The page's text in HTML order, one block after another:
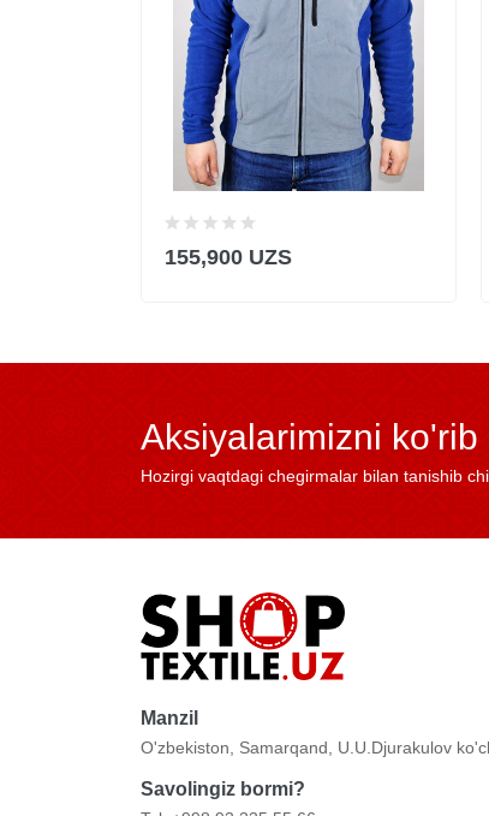
155,900 UZS
Aksiyalarimizni ko'rib
Hozirgi vaqtdagi chegirmalar bilan tanishib
Manzil
O'zbekiston, Samarqand, U.U.Djurakulov
Savolingiz bormi?